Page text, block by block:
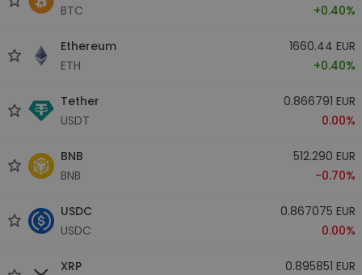
BTC
+0.40%
Ethereum
ETH
1660.44 EUR
+0.40%
Tether
USDT
0.866791 EUR
0.00%
BNB
BNB
512.290 EUR
-0.70%
USDC
USDC
0.867075 EUR
0.00%
XRP
0.895851 EUR